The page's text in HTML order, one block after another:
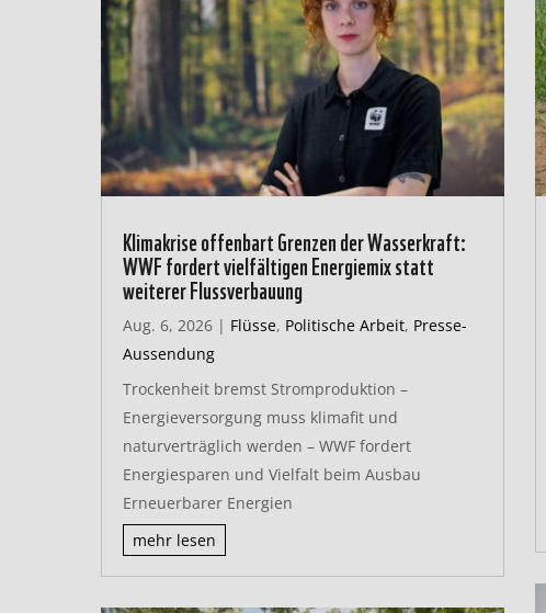
Klimakrise offenbart Grenzen der Wasserkraft:
WWF fordert vielfältigen Energiemix statt
weiterer Flussverbauung
Aug. 6, 2026 | Flüsse, Politische Arbeit, Presse-
Aussendung
Trockenheit bremst Stromproduktion –
Energieversorgung muss klimafit und
naturverträglich werden – WWF fordert
Energiesparen und Vielfalt beim Ausbau
Erneuerbarer Energien
mehr lesen